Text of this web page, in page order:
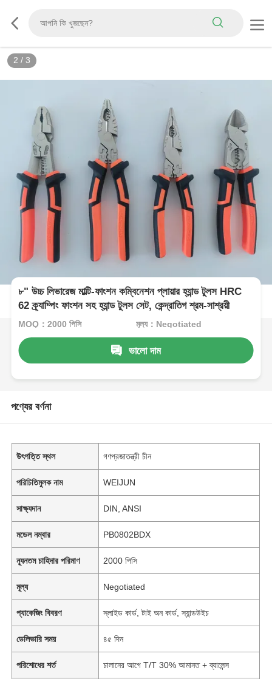
2 / 3
৮" উচ্চ লিভারেজ মাল্টি-ফাংশন কম্বিনেশন প্লায়ার হ্যান্ড টুলস HRC
62 ক্র্যাম্পিং ফাংশন সহ হ্যান্ড টুলস সেট, কেন্দ্রাতিগ শ্রম-সাশ্রয়ী
MOQ：2000 পিসি মূল্য：Negotiated
ভালো দাম
পণ্যের বর্ণনা
উৎপত্তি স্থল গণপ্রজাতন্ত্রী চীন
পরিচিতিমুলক নাম WEIJUN
সাক্ষ্যদান DIN, ANSI
মডেল নম্বার PB0802BDX
ন্যূনতম চাহিদার পরিমাণ 2000 পিসি
মূল্য Negotiated
প্যাকেজিং বিবরণ স্লাইড কার্ড, টাই অন কার্ড, স্যান্ডউইচ
ডেলিভারি সময় ৪৫ দিন
পরিশোধের শর্ত চালানের আগে T/T 30% আমানত + ব্যালেন্স